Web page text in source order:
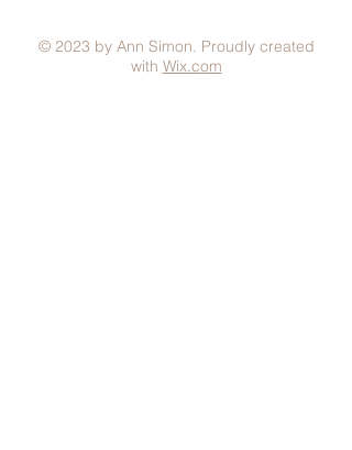
© 2023 by Ann Simon. Proudly created
with Wix.com